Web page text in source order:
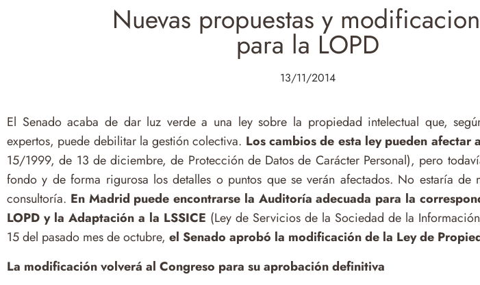
Nuevas propuestas y
para la LOPD
13/11/2014
El Senado acaba de dar luz verde a una ley sobre la propiedad intelectual que,
expertos, puede debilitar la gestión colectiva. Los cambios de esta ley pueden afectar
15/1999, de 13 de diciembre, de Protección de Datos de Carácter Personal), pero
fondo y de forma rigurosa los detalles o puntos que se verán afectados. No estaría de
consultoría. En Madrid puede encontrarse la Auditoría adecuada para la
LOPD y la Adaptación a la LSSICE (Ley de Servicios de la Sociedad de la
15 del pasado mes de octubre, el Senado aprobó la modificación de la Ley de
La modificación volverá al Congreso para su aprobación definitiva